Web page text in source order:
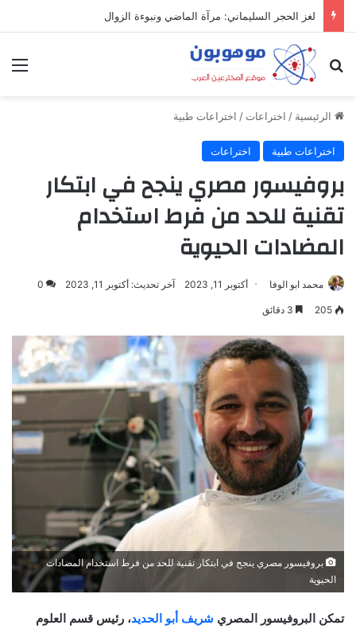
لغز الحجر السليماني: مرآة الماضي ونبوءة الزوال
بحث عن
الرئيسية / اختراعات / اختراعات طبية
اختراعات طبية اختراعات
بروفيسور مصري ينجح في ابتكار
تقنية للحد من فرط استخدام
المضادات الحيوية
محمد ابو الوفا أكتوبر 11, 2023 آخر تحديث: أكتوبر 11, 2023 0
205
بروفيسور مصري ينجح في ابتكار تقنية للحد من فرط استخدام المضادات
الحيوية
تمكن البروفيسور المصري شريف أبو الحديد، رئيس قسم العلوم